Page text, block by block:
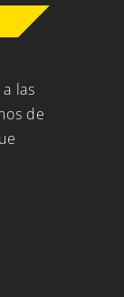
las
de